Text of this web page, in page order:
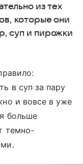
из тех
которые они
суп и пирожки
в суп за пару
и вовсе в уже
больше
темно-